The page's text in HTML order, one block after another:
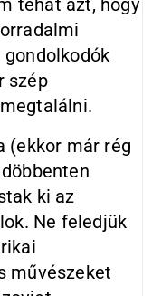
tehát azt, hogy
szép
(ekkor már rég
ki az
Ne feledjük
művészeket